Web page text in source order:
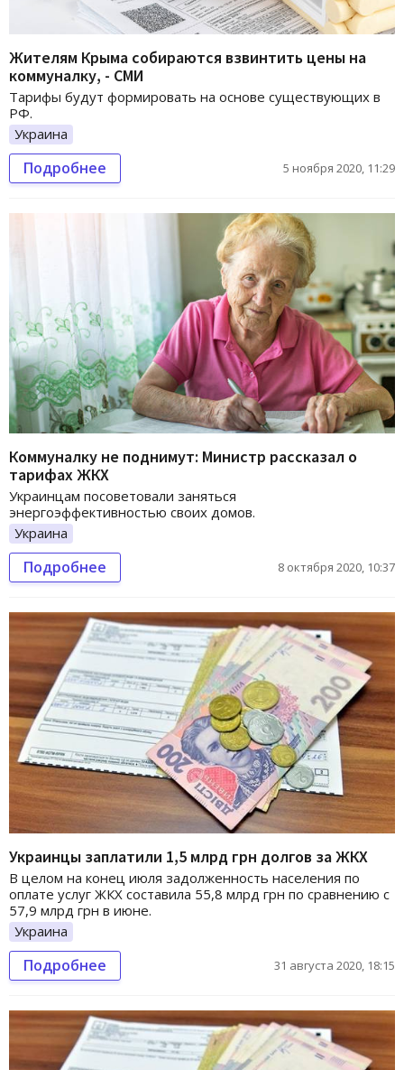
Жителям Крыма собираются взвинтить цены на
коммуналку, - СМИ
Тарифы будут формировать на основе существующих в
РФ.
Украина
Подробнее 5 ноября 2020, 11:29
Коммуналку не поднимут: Министр рассказал о
тарифах ЖКХ
Украинцам посоветовали заняться
энергоэффективностью своих домов.
Украина
Подробнее 8 октября 2020, 10:37
Украинцы заплатили 1,5 млрд грн долгов за ЖКХ
В целом на конец июля задолженность населения по
оплате услуг ЖКХ составила 55,8 млрд грн по сравнению с
57,9 млрд грн в июне.
Украина
Подробнее 31 августа 2020, 18:15